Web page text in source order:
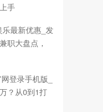
手
最新优惠_发
职大盘点，
登录手机版_
？从0到1打